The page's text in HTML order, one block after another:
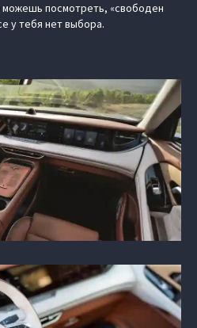
посмотреть, «свободен
у тебя нет выбора.